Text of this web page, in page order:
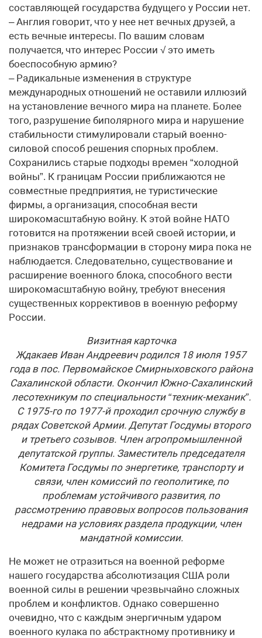
составляющей государства будущего у России нет.
– Англия говорит, что у нее нет вечных друзей, а
есть вечные интересы. По вашим словам
получается, что интерес России √ это иметь
боеспособную армию?
– Радикальные изменения в структуре
международных отношений не оставили иллюзий
на установление вечного мира на планете. Более
того, разрушение биполярного мира и нарушение
стабильности стимулировали старый военно-
силовой способ решения спорных проблем.
Сохранились старые подходы времен “холодной
войны”. К границам России приближаются не
совместные предприятия, не туристические
фирмы, а организация, способная вести
широкомасштабную войну. К этой войне НАТО
готовится на протяжении всей своей истории, и
признаков трансформации в сторону мира пока не
наблюдается. Следовательно, существование и
расширение военного блока, способного вести
широкомасштабную войну, требуют внесения
существенных коррективов в военную реформу
России.
Визитная карточка
Ждакаев Иван Андреевич родился 18 июля 1957
года в пос. Первомайское Смирныховского района
Сахалинской области. Окончил Южно-Сахалинский
лесотехникум по специальности “техник-механик”.
С 1975-го по 1977-й проходил срочную службу в
рядах Советской Армии. Депутат Госдумы второго
и третьего созывов. Член агропромышленной
депутатской группы. Заместитель председателя
Комитета Госдумы по энергетике, транспорту и
связи, член комиссий по геополитике, по
проблемам устойчивого развития, по
рассмотрению правовых вопросов пользования
недрами на условиях раздела продукции, член
мандатной комиссии.
Не может не отразиться на военной реформе
нашего государства абсолютизация США роли
военной силы в решении чрезвычайно сложных
проблем и конфликтов. Однако совершенно
очевидно, что с каждым энергичным ударом
военного кулака по абстрактному противнику и